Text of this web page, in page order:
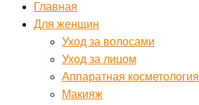
Главная
Для женщин
Уход за волосами
Уход за лицом
Аппаратная косметология
Макияж